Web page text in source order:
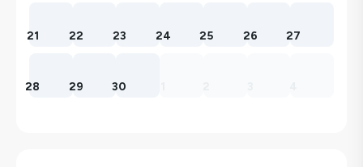
21 22 23 24 25 26 27
28 29 30